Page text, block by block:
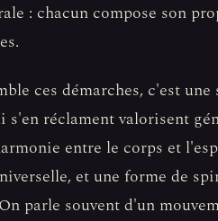
: chacun compose son
ces démarches, c'est
s'en réclament valorisent
entre le corps et
et une forme de
parle souvent d'un